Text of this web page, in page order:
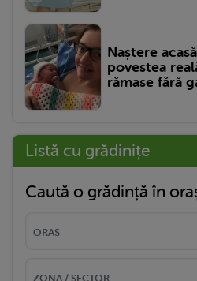
Naștere
povestea
rămase fără
Listă cu grădinițe
Caută o grădință în